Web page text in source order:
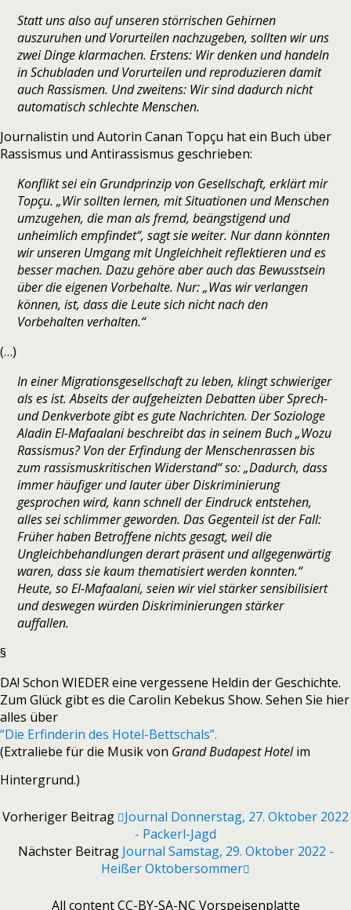
Statt uns also auf unseren störrischen Gehirnen
auszuruhen und Vorurteilen nachzugeben, sollten wir uns
zwei Dinge klarmachen. Erstens: Wir denken und handeln
in Schubladen und Vorurteilen und reproduzieren damit
auch Rassismen. Und zweitens: Wir sind dadurch nicht
automatisch schlechte Menschen.
Journalistin und Autorin Canan Topçu hat ein Buch über
Rassismus und Antirassismus geschrieben:
Konflikt sei ein Grundprinzip von Gesellschaft, erklärt mir
Topçu. „Wir sollten lernen, mit Situationen und Menschen
umzugehen, die man als fremd, beängstigend und
unheimlich empfindet“, sagt sie weiter. Nur dann könnten
wir unseren Umgang mit Ungleichheit reflektieren und es
besser machen. Dazu gehöre aber auch das Bewusstsein
über die eigenen Vorbehalte. Nur: „Was wir verlangen
können, ist, dass die Leute sich nicht nach den
Vorbehalten verhalten.“
(…)
In einer Migrationsgesellschaft zu leben, klingt schwieriger
als es ist. Abseits der aufgeheizten Debatten über Sprech-
und Denkverbote gibt es gute Nachrichten. Der Soziologe
Aladin El-Mafaalani beschreibt das in seinem Buch „Wozu
Rassismus? Von der Erfindung der Menschenrassen bis
zum rassismuskritischen Widerstand“ so: „Dadurch, dass
immer häufiger und lauter über Diskriminierung
gesprochen wird, kann schnell der Eindruck entstehen,
alles sei schlimmer geworden. Das Gegenteil ist der Fall:
Früher haben Betroffene nichts gesagt, weil die
Ungleichbehandlungen derart präsent und allgegenwärtig
waren, dass sie kaum thematisiert werden konnten.“
Heute, so El-Mafaalani, seien wir viel stärker sensibilisiert
und deswegen würden Diskriminierungen stärker
auffallen.
§
DA! Schon WIEDER eine vergessene Heldin der Geschichte.
Zum Glück gibt es die Carolin Kebekus Show. Sehen Sie hier
alles über
“Die Erfinderin des Hotel-Bettschals”.
(Extraliebe für die Musik von Grand Budapest Hotelim
Hintergrund.)
Vorheriger Beitrag
Journal Donnerstag, 27. Oktober 2022
- Packerl-Jagd
Nächster Beitrag Journal Samstag, 29. Oktober 2022 -
Heißer Oktobersommer
All content CC-BY-SA-NC Vorspeisenplatte